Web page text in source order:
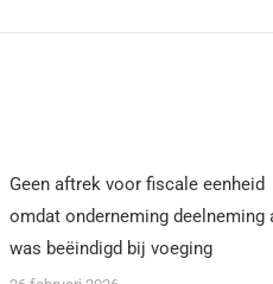
Geen aftrek voor fiscale eenheid
omdat onderneming deelneming
was beëindigd bij voeging